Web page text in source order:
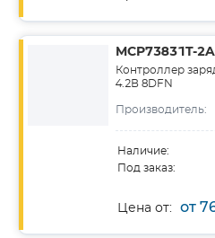
MCP73831T-
Контроллер
4.2В 8DFN
Производитель:
Наличие:
Под заказ:
Цена от: от